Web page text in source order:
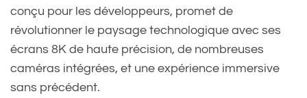
conçu pour les développeurs, promet de
révolutionner le paysage technologique avec ses
écrans 8K de haute précision, de nombreuses
caméras intégrées, et une expérience immersive
sans précédent.